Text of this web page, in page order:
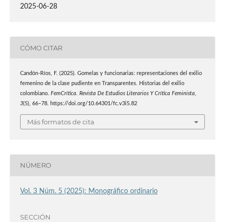
2025-06-28
CÓMO CITAR
Candón-Ríos, F. (2025). Gomelas y funcionarias: representaciones del exilio
femenino de la clase pudiente en Transparentes. Historias del exilio
colombiano. FemCrítica. Revista De Estudios Literarios Y Crítica Feminista,
3(5), 66–78. https://doi.org/10.64301/fc.v3i5.82
Más formatos de cita
NÚMERO
Vol. 3 Núm. 5 (2025): Monográfico ordinario
SECCIÓN